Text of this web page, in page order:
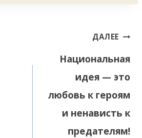
ДАЛЕЕ
Национальная
идея — это
любовь к героям
и ненависть к
предателям!